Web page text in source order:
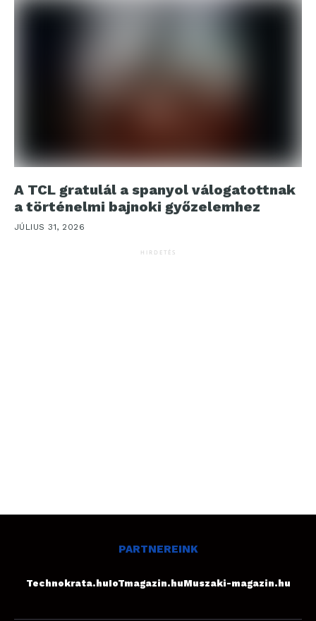
A TCL gratulál a spanyol válogatottnak
a történelmi bajnoki győzelemhez
JÚLIUS 31, 2026
HIRDETÉS
PARTNEREINK
Technokrata.huIoTmagazin.huMuszaki-magazin.hu